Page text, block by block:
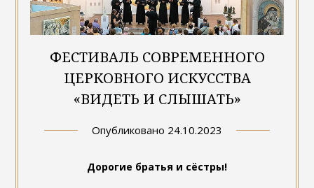
ФЕСТИВАЛЬ СОВРЕМЕННОГО
ЦЕРКОВНОГО ИСКУССТВА
«ВИДЕТЬ И СЛЫШАТЬ»
Опубликовано 24.10.2023
Дорогие братья и сёстры!